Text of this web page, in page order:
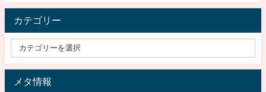
カテゴリー
メタ情報